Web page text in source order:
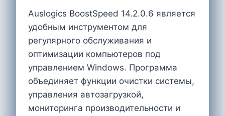
Auslogics BoostSpeed 14.2.0.6 является
удобным инструментом для
регулярного обслуживания и
оптимизации компьютеров под
управлением Windows. Программа
объединяет функции очистки системы,
управления автозагрузкой,
мониторинга производительности и